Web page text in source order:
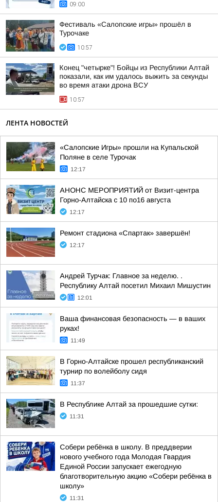
09:00
Фестиваль «Салопские игры» прошёл в
Турочаке
10:57
Конец "четырке"! Бойцы из Республики Алтай
показали, как им удалось выжить за секунды
во время атаки дрона ВСУ
10:57
ЛЕНТА НОВОСТЕЙ
«Салопские Игры» прошли на Купальской
Поляне в селе Турочак
12:17
АНОНС МЕРОПРИЯТИЙ от Визит-центра
Горно-Алтайска с 10 по16 августа
12:17
Ремонт стадиона «Спартак» завершён!
12:17
Андрей Турчак: Главное за неделю. .
Республику Алтай посетил Михаил Мишустин
12:01
Ваша финансовая безопасность — в ваших
руках!
11:49
В Горно-Алтайске прошел республиканский
турнир по волейболу сидя
11:37
В Республике Алтай за прошедшие сутки:
11:31
Собери ребёнка в школу. В преддверии
нового учебного года Молодая Гвардия
Единой России запускает ежегодную
благотворительную акцию «Собери ребёнка в
школу»
11:31